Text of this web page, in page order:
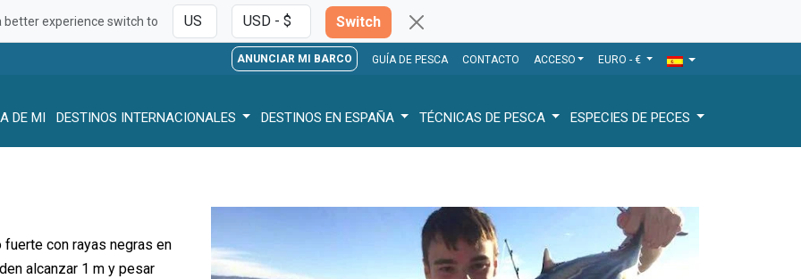
better experience switch to Switch
ANUNCIAR MI BARCO GUÍA DE PESCA CONTACTO ACCESO EURO - €
DE MI DESTINOS INTERNACIONALES DESTINOS EN ESPAÑA TÉCNICAS DE PESCA ESPECIES DE PECES
fuerte con rayas negras en
alcanzar 1 m y pesar